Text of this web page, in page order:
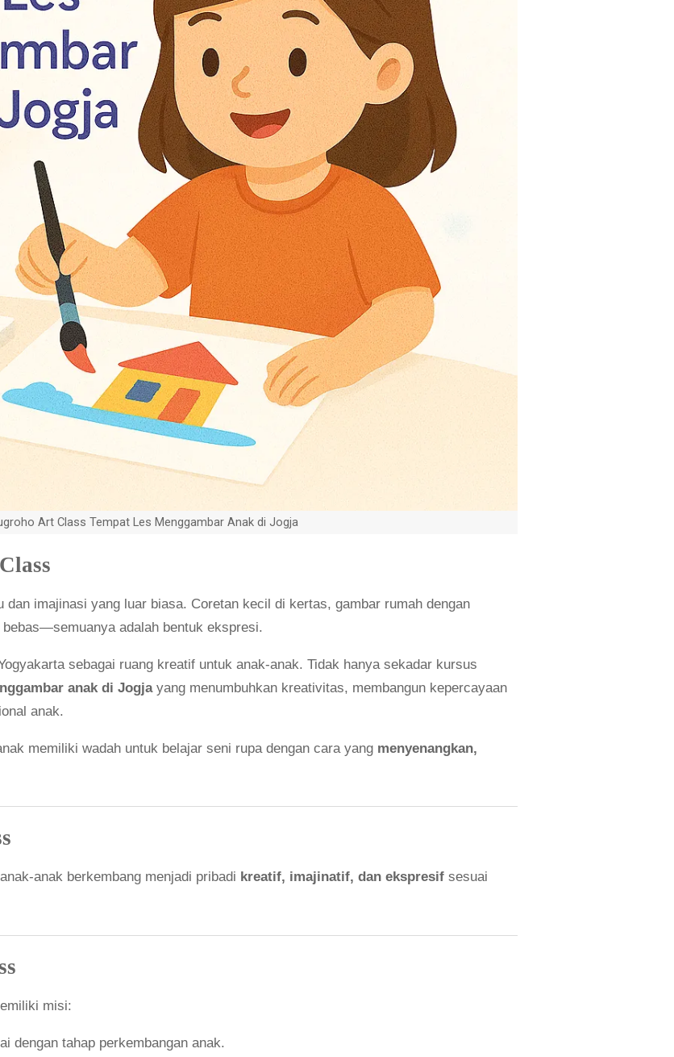
Art Class Tempat Les Menggambar Anak di Jogja
dan imajinasi yang luar biasa. Coretan kecil di kertas, gambar rumah dengan
adalah bentuk ekspresi.
sebagai ruang kreatif untuk anak-anak. Tidak hanya sekadar kursus
anak di Jogjayang menumbuhkan kreativitas, membangun kepercayaan
anak.
memiliki wadah untuk belajar seni rupa dengan cara yang menyenangkan,
anak berkembang menjadi pribadi kreatif, imajinatif, dan ekspresif sesuai
misi:
dengan tahap perkembangan anak.